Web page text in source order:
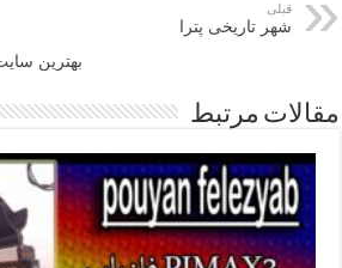
قبلی
شهر تاریخی پترا
بهترین
مقالات مرتبط